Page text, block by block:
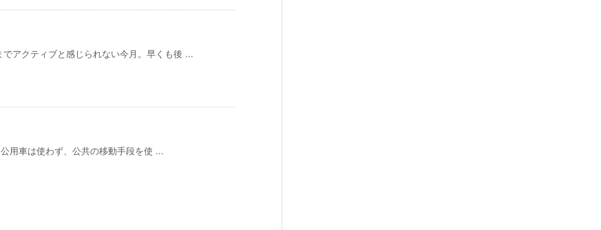
アクティブと感じられない今月。早くも後 ...
用車は使わず、公共の移動手段を使 ...